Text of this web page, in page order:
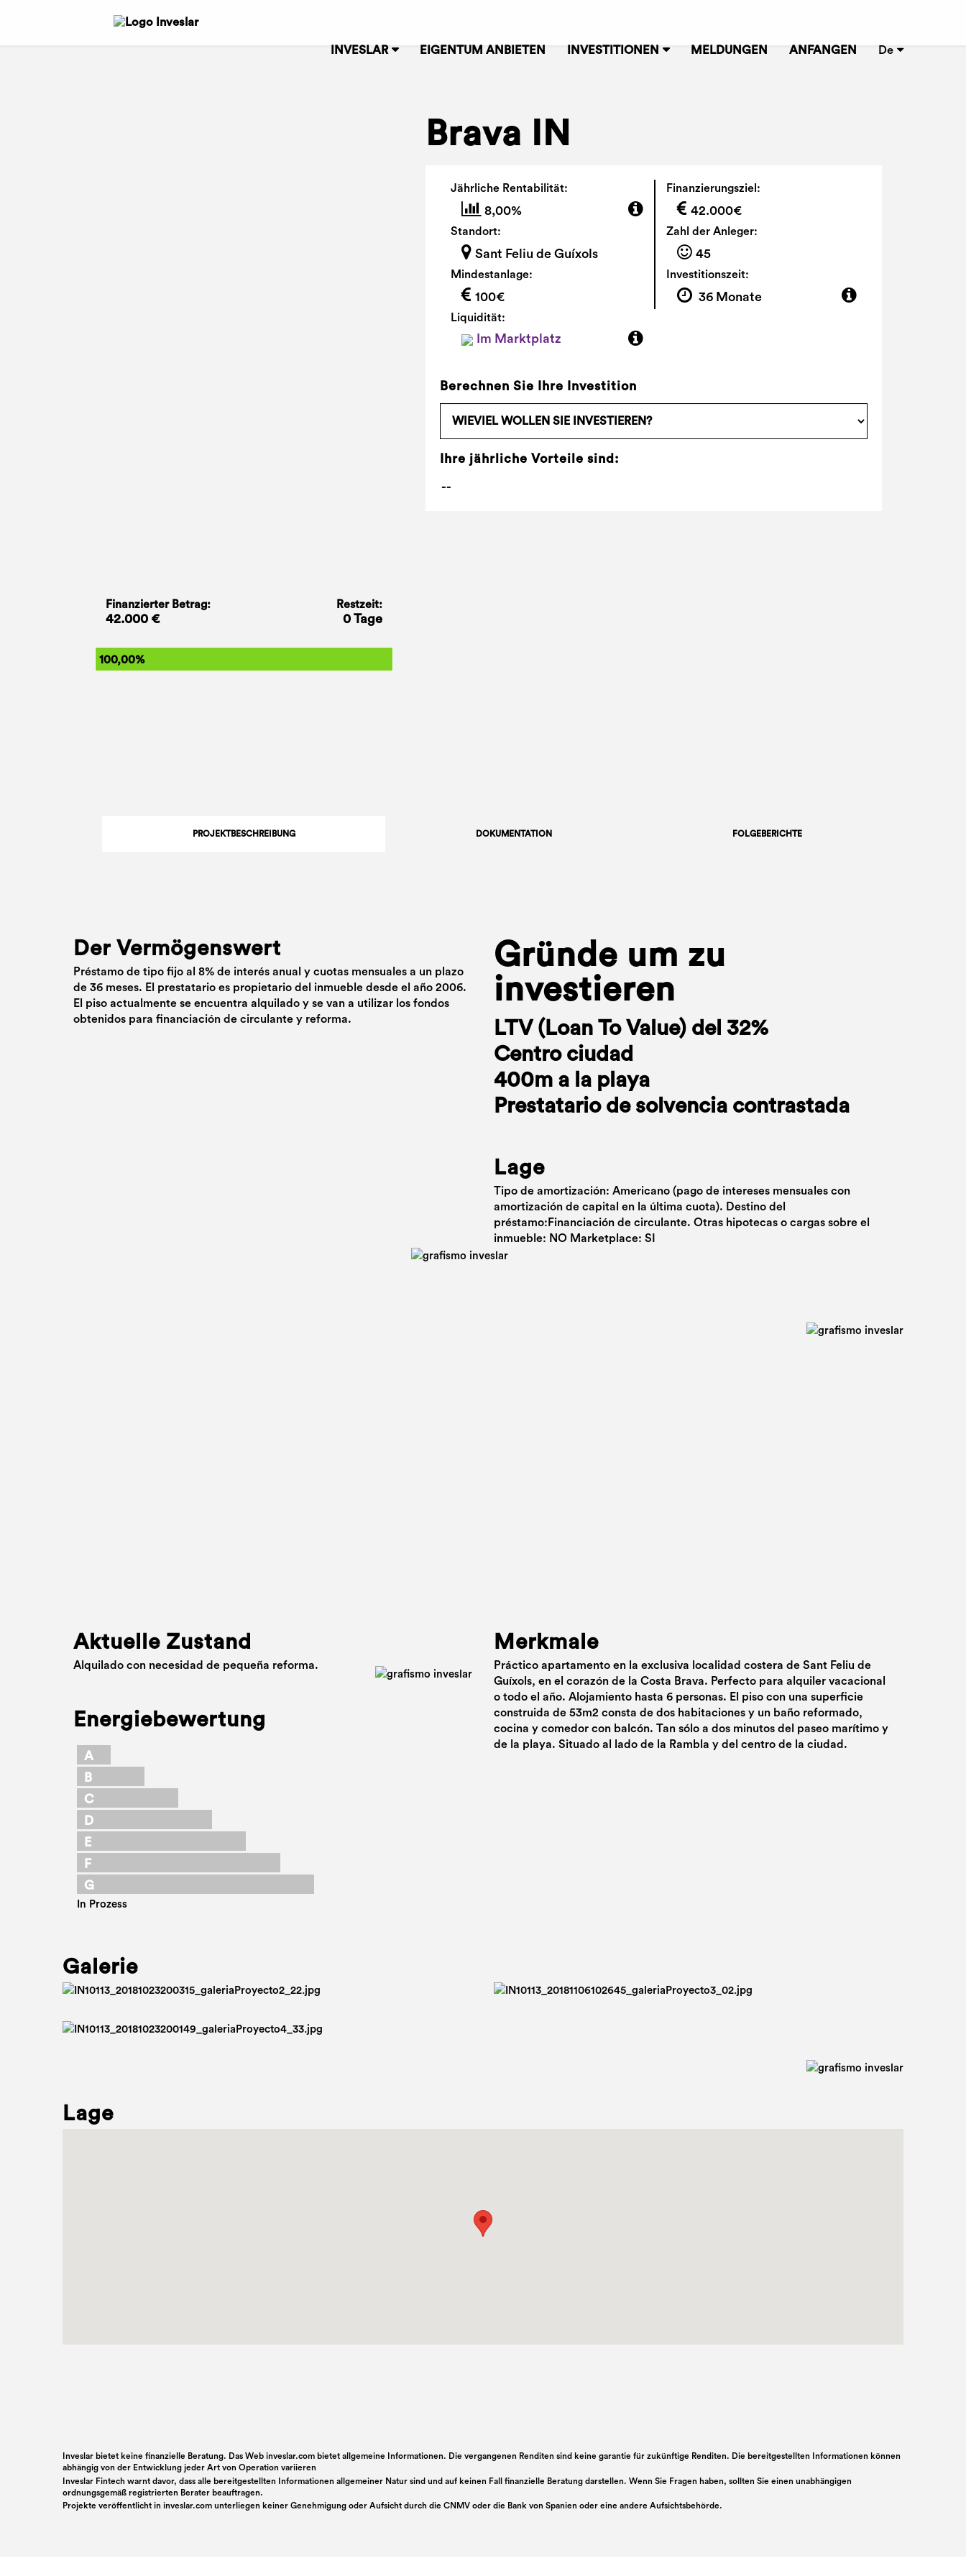
INVESLAR EIGENTUM ANBIETEN INVESTITIONEN MELDUNGEN ANFANGEN De
Brava IN
Jährliche Rentabilität:
8,00%
Standort:
Sant Feliu de Guíxols
Mindestanlage:
100€
Liquidität:
Im Marktplatz
Finanzierungsziel:
42.000€
Zahl der Anleger:
45
Investitionszeit:
36 Monate
Berechnen Sie Ihre Investition
Ihre jährliche Vorteile sind:
Finanzierter Betrag:
42.000 €
Restzeit:
0 Tage
100,00%
PROJEKTBESCHREIBUNG DOKUMENTATION FOLGEBERICHTE
Der Vermögenswert
Préstamo de tipo fijo al 8% de interés anual y cuotas mensuales a un plazo
de 36 meses. El prestatario es propietario del inmueble desde el año 2006.
El piso actualmente se encuentra alquilado y se van a utilizar los fondos
obtenidos para financiación de circulante y reforma.
Gründe um zu
investieren
LTV (Loan To Value) del 32%
Centro ciudad
400m a la playa
Prestatario de solvencia contrastada
Lage
Tipo de amortización: Americano (pago de intereses mensuales con
amortización de capital en la última cuota). Destino del
préstamo:Financiación de circulante. Otras hipotecas o cargas sobre el
inmueble: NO Marketplace: SI
Aktuelle Zustand
Alquilado con necesidad de pequeña reforma.
Energiebewertung
A
B
C
D
E
F
G
In Prozess
Merkmale
Práctico apartamento en la exclusiva localidad costera de Sant Feliu de
Guíxols, en el corazón de la Costa Brava. Perfecto para alquiler vacacional
o todo el año. Alojamiento hasta 6 personas. El piso con una superficie
construida de 53m2 consta de dos habitaciones y un baño reformado,
cocina y comedor con balcón. Tan sólo a dos minutos del paseo marítimo y
de la playa. Situado al lado de la Rambla y del centro de la ciudad.
Galerie
Lage
Inveslar bietet keine finanzielle Beratung. Das Web inveslar.com bietet allgemeine Informationen. Die vergangenen Renditen sind keine garantie für zukünftige Renditen. Die bereitgestellten Informationen können
abhängig von der Entwicklung jeder Art von Operation variieren
Inveslar Fintech warnt davor, dass alle bereitgestellten Informationen allgemeiner Natur sind und auf keinen Fall finanzielle Beratung darstellen. Wenn Sie Fragen haben, sollten Sie einen unabhängigen
ordnungsgemäß registrierten Berater beauftragen.
Projekte veröffentlicht in inveslar.com unterliegen keiner Genehmigung oder Aufsicht durch die CNMV oder die Bank von Spanien oder eine andere Aufsichtsbehörde.